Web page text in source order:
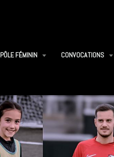
PÔLE FÉMININ CONVOCATIONS